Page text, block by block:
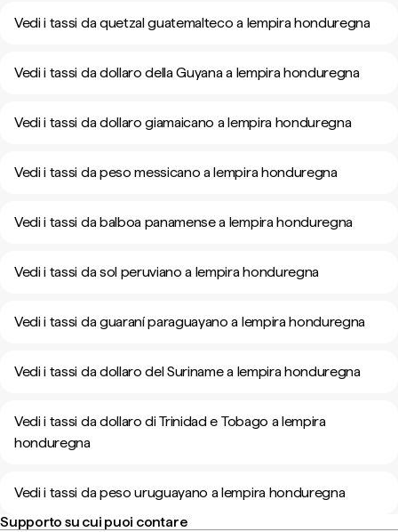
Vedi i tassi da quetzal guatemalteco a lempira honduregna
Vedi i tassi da dollaro della Guyana a lempira honduregna
Vedi i tassi da dollaro giamaicano a lempira honduregna
Vedi i tassi da peso messicano a lempira honduregna
Vedi i tassi da balboa panamense a lempira honduregna
Vedi i tassi da sol peruviano a lempira honduregna
Vedi i tassi da guaraní paraguayano a lempira honduregna
Vedi i tassi da dollaro del Suriname a lempira honduregna
Vedi i tassi da dollaro di Trinidad e Tobago a lempira
honduregna
Vedi i tassi da peso uruguayano a lempira honduregna
Supporto su cui puoi contare